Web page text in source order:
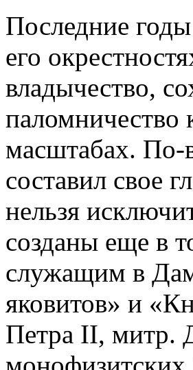
Последние
его
владычество,
масштабах. По-
составил свое
нельзя
созданы еще в
служащим в
яковитов» и
Петра II, митр.